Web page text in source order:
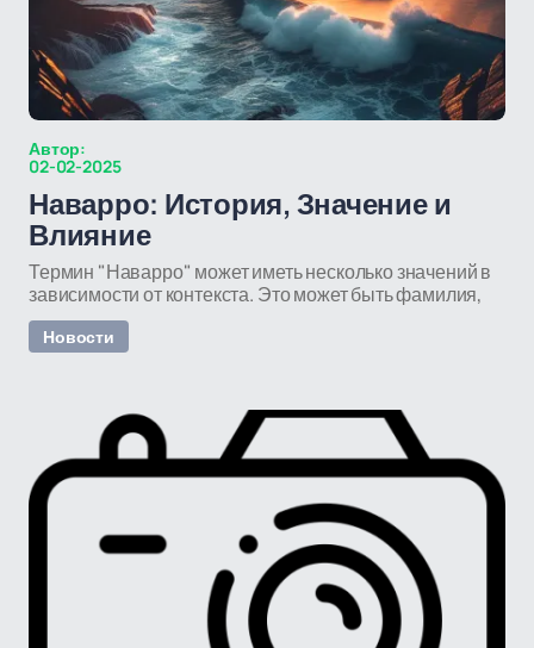
Автор:
02-02-2025
Наварро: История, Значение и
Влияние
Термин "Наварро" может иметь несколько значений в
зависимости от контекста. Это может быть фамилия,
Новости